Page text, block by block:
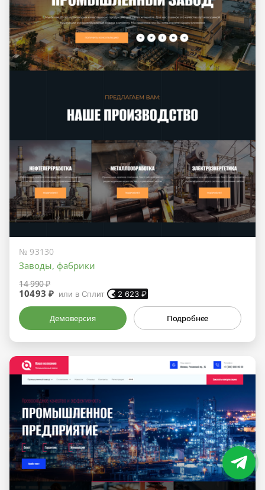
№ 93130
Заводы, фабрики
14 990 ₽
10493 ₽ или в Сплит 2 623 ₽
Демоверсия Подробнее